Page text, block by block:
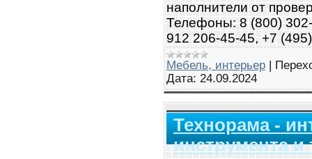
наполнители от
Телефоны: 8 (800)
912 206-45-45, +7
Мебель, интерьер |
Дата: 24.09.2024
Технорама -
инструмента и